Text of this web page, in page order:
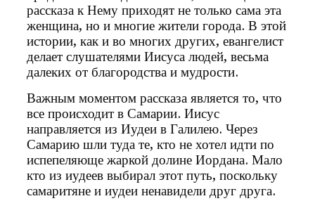
рассказа к Нему приходят не только сама эта
женщина, но и многие жители города. В этой
истории, как и во многих других, евангелист
делает слушателями Иисуса людей, весьма
далеких от благородства и мудрости.
Важным моментом рассказа является то, что
все происходит в Самарии. Иисус
направляется из Иудеи в Галилею. Через
Самарию шли туда те, кто не хотел идти по
испепеляюще жаркой долине Иордана. Мало
кто из иудеев выбирал этот путь, поскольку
самаритяне и иудеи ненавидели друг друга.